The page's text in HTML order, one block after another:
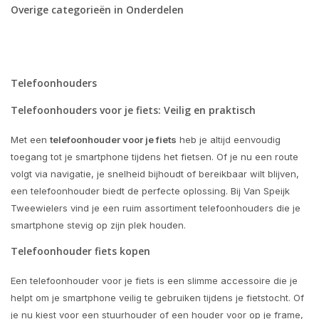
Overige categorieën in Onderdelen
Telefoonhouders
Telefoonhouders voor je fiets: Veilig en praktisch
Met een telefoonhouder voor je fiets heb je altijd eenvoudig
toegang tot je smartphone tijdens het fietsen. Of je nu een route
volgt via navigatie, je snelheid bijhoudt of bereikbaar wilt blijven,
een telefoonhouder biedt de perfecte oplossing. Bij Van Speijk
Tweewielers vind je een ruim assortiment telefoonhouders die je
smartphone stevig op zijn plek houden.
Telefoonhouder fiets kopen
Een telefoonhouder voor je fiets is een slimme accessoire die je
helpt om je smartphone veilig te gebruiken tijdens je fietstocht. Of
je nu kiest voor een stuurhouder of een houder voor op je frame,